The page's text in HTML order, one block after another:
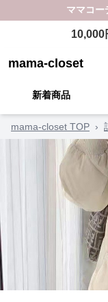
ママコー
10,000
mama-closet
新着商品
mama-closet TOP ›